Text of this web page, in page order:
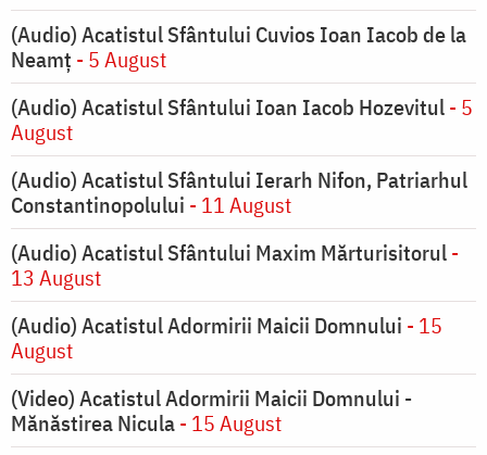
(Audio) Acatistul Sfântului Cuvios Ioan Iacob de la
Neamț - 5 August
(Audio) Acatistul Sfântului Ioan Iacob Hozevitul- 5
August
(Audio) Acatistul Sfântului Ierarh Nifon, Patriarhul
Constantinopolului - 11 August
(Audio) Acatistul Sfântului Maxim Mărturisitorul-
13 August
(Audio) Acatistul Adormirii Maicii Domnului - 15
August
(Video) Acatistul Adormirii Maicii Domnului -
Mănăstirea Nicula- 15 August